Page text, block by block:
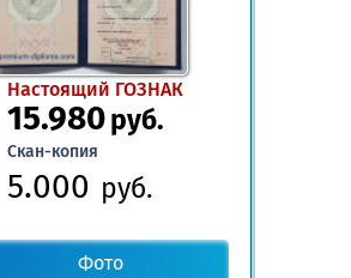
Настоящий ГОЗНАК
15.980руб.
Скан-копия
5.000 руб.
Фото